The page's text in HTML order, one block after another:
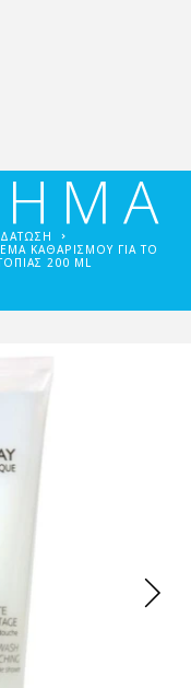
ΚΑΘΑΡΙΣΜΟΎ ΓΙΑ ΤΟ
200 ML